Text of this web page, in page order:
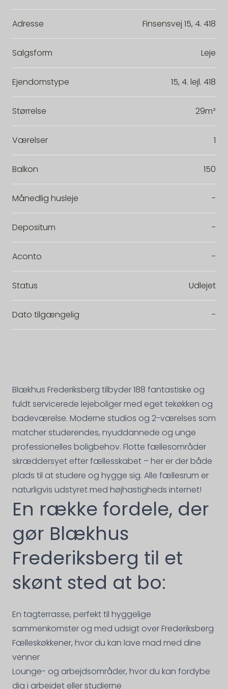
Adresse Finsensvej 15, 4. 418
Salgsform Leje
Ejendomstype 15, 4. lejl. 418
Størrelse 29m²
Værelser 1
Balkon 150
Månedlig husleje -
Depositum -
Aconto -
Status Udlejet
Dato tilgængelig -
Blækhus Frederiksberg tilbyder 188 fantastiske og
fuldt servicerede lejeboliger med eget tekøkken og
badeværelse. Moderne studios og 2-værelses som
matcher studerendes, nyuddannede og unge
professionelles boligbehov. Flotte fællesområder
skræddersyet efter fællesskabet – her er der både
plads til at studere og hygge sig. Alle fællesrum er
naturligvis udstyret med højhastigheds internet!
En række fordele, der
gør Blækhus
Frederiksberg til et
skønt sted at bo:
En tagterrasse, perfekt til hyggelige
sammenkomster og med udsigt over Frederiksberg
Fælleskøkkener, hvor du kan lave mad med dine
venner
Lounge- og arbejdsområder, hvor du kan fordybe
dig i arbejdet eller studierne